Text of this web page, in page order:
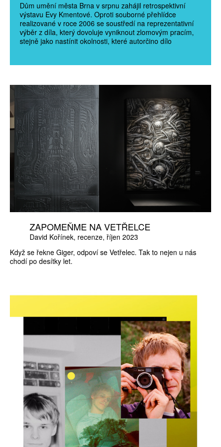
Dům umění města Brna v srpnu zahájil retrospektivní
výstavu Evy Kmentové. Oproti souborné přehlídce
realizované v roce 2006 se soustředí na reprezentativní
výběr z díla, který dovoluje vyniknout zlomovým pracím,
stejně jako nastínit okolnosti, které autorčino dílo
ZAPOMEŇME NA VETŘELCE
David Kořínek recenze říjen 2023
Když se řekne Giger, odpoví se Vetřelec. Tak to nejen u nás
chodí po desítky let.